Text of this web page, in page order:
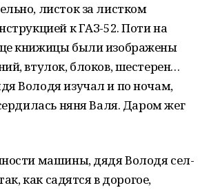
листок за листком
к ГАЗ-52. Поти на
книжицы были изображены
втулок, блоков, шестерен…
Володя изучал и по ночам,
няня Валя. Даром жег
машины, дядя Володя сел-
как садятся в дорогое,